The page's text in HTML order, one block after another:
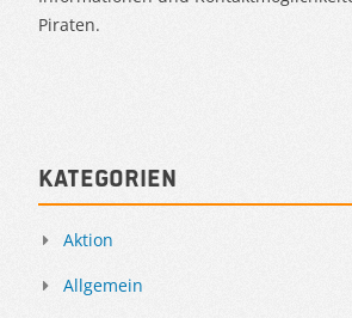
Piraten.
Kategorien
Aktion
Allgemein